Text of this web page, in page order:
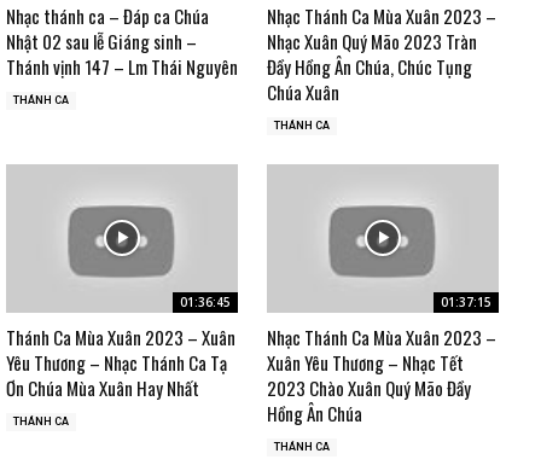
Nhạc thánh ca – Đáp ca Chúa
Nhật 02 sau lễ Giáng sinh –
Thánh vịnh 147 – Lm Thái Nguyên
THÁNH CA
Nhạc Thánh Ca Mùa Xuân 2023 –
Nhạc Xuân Quý Mão 2023 Tràn
Đầy Hồng Ân Chúa, Chúc Tụng
Chúa Xuân
THÁNH CA
01:36:45
Thánh Ca Mùa Xuân 2023 – Xuân
Yêu Thương – Nhạc Thánh Ca Tạ
Ơn Chúa Mùa Xuân Hay Nhất
THÁNH CA
01:37:15
Nhạc Thánh Ca Mùa Xuân 2023 –
Xuân Yêu Thương – Nhạc Tết
2023 Chào Xuân Quý Mão Đầy
Hồng Ân Chúa
THÁNH CA